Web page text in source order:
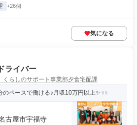
+26個
気になる
ライバー
らしのサポート事業部夕食宅配課
ペースで働ける♪月収10万円以上✨
古屋市宇福寺